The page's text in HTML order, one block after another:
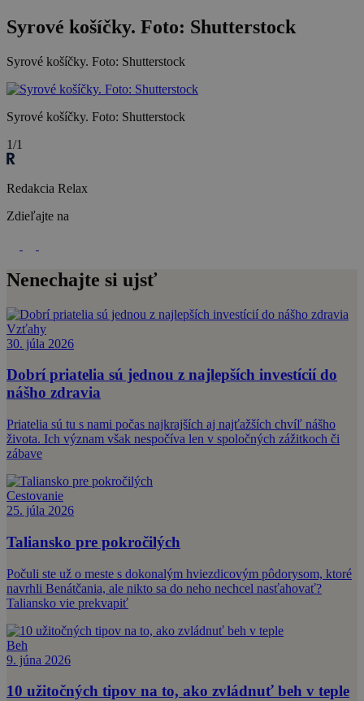
Syrové košíčky. Foto: Shutterstock
Syrové košíčky. Foto: Shutterstock
Syrové košíčky. Foto: Shutterstock
1/1
Redakcia Relax
Zdieľajte na
Nenechajte si ujsť
Vzťahy
30. júla 2026
Dobrí priatelia sú jednou z najlepších investícií do
nášho zdravia
Priatelia sú tu s nami počas najkrajších aj najťažších chvíľ nášho
života. Ich význam však nespočíva len v spoločných zážitkoch či
zábave
Cestovanie
25. júla 2026
Taliansko pre pokročilých
Počuli ste už o meste s dokonalým hviezdicovým pôdorysom, ktoré
navrhli Benátčania, ale nikto sa do neho nechcel nasťahovať?
Taliansko vie prekvapiť
Beh
9. júna 2026
10 užitočných tipov na to, ako zvládnuť beh v teple